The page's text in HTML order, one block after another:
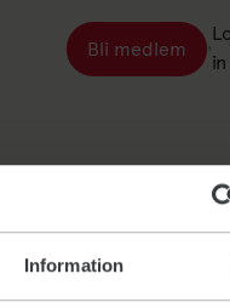
Information
Länk till:
Bli medlem
in